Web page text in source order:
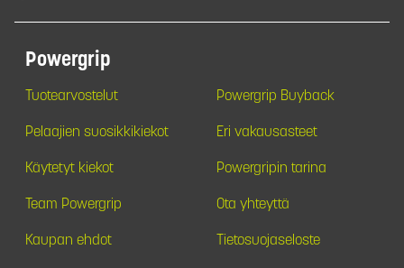
Powergrip
Tuotearvostelut Powergrip Buyback
Pelaajien suosikkikiekot Eri vakausasteet
Käytetyt kiekot Powergripin tarina
Team Powergrip Ota yhteyttä
Kaupan ehdot Tietosuojaseloste